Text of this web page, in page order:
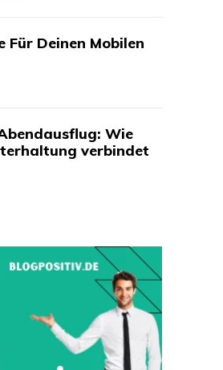
Für Deinen Mobilen
Wie
verbindet